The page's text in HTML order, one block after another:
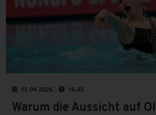
15.04.2026 16:35
Warum die Aussicht auf